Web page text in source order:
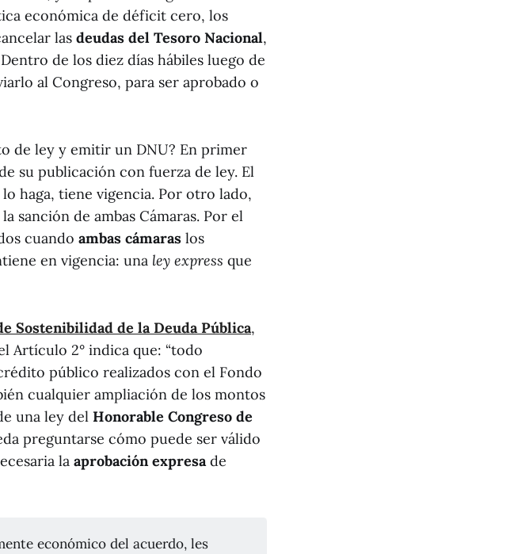
económica de déficit cero, los
las deudas del Tesoro Nacional,
de los diez días hábiles luego de
al Congreso, para ser aprobado o
de ley y emitir un DNU? En primer
su publicación con fuerza de ley. El
haga, tiene vigencia. Por otro lado,
sanción de ambas Cámaras. Por el
cuando ambas cámaras los
en vigencia: una ley express que
Sostenibilidad de la Deuda Pública,
Artículo 2° indica que: “todo
público realizados con el Fondo
cualquier ampliación de los montos
una ley del Honorable Congreso de
preguntarse cómo puede ser válido
la aprobación expresade
económico del acuerdo, les